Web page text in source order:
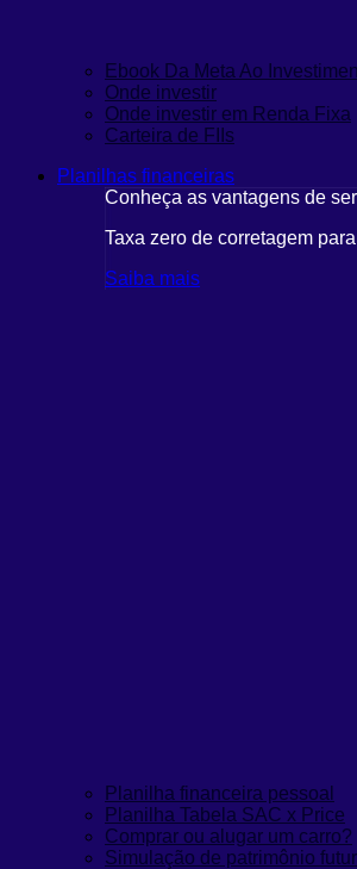
Ebook Da Meta Ao
Onde investir
Onde investir em Renda Fixa
Carteira de FIIs
Planilhas financeiras
Conheça as vantagens de
Taxa zero de corretagem
Saiba mais
Planilha financeira pessoal
Planilha Tabela SAC x Price
Comprar ou alugar um carro?
Simulação de patrimônio